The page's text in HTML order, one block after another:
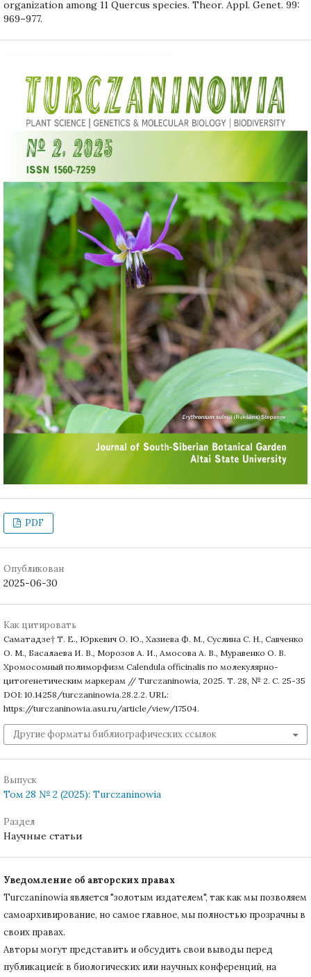
organization among 11 Quercus species. Theor. Appl. Genet. 99:
969–977.
PDF
Опубликован
2025-06-30
Как цитировать
Саматадзе† Т. Е., Юркевич О. Ю., Хазиева Ф. М., Суслина С. Н., Савченко
О. М., Басалаева И. В., Морозов А. И., Амосова А. В., Муравенко О. В.
Хромосомный полиморфизм Calendula officinalis по молекулярно-
цитогенетическим маркерам // Turczaninowia, 2025. Т. 28, № 2. С. 25-35
DOI: 10.14258/turczaninowia.28.2.2. URL:
https://turczaninowia.asu.ru/article/view/17504.
Другие форматы библиографических ссылок
Выпуск
Том 28 № 2 (2025): Turczaninowia
Раздел
Научные статьи
Уведомление об авторских правах
Turczaninowiа является "золотым издателем", так как мы позволяем
самоархивирование, но самое главное, мы полностью прозрачны в
своих правах.
Авторы могут представить и обсудить свои выводы перед
публикацией: в биологических или научных конференций, на